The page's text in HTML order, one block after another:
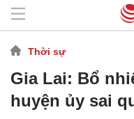
Thời sự
Gia Lai: Bổ
huyện ủy sai